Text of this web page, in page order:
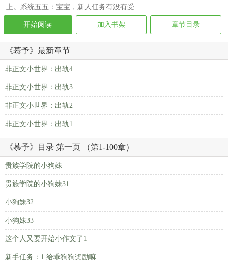
上。系统五五：宝宝，新人任务有没有受...
开始阅读 加入书架 章节目录
《慕予》最新章节
非正文小世界：出轨4
非正文小世界：出轨3
非正文小世界：出轨2
非正文小世界：出轨1
《慕予》目录 第一页 （第1-100章）
贵族学院的小狗妹
贵族学院的小狗妹31
小狗妹32
小狗妹33
这个人又要开始小作文了1
新手任务：1.给乖狗狗奖励嘛